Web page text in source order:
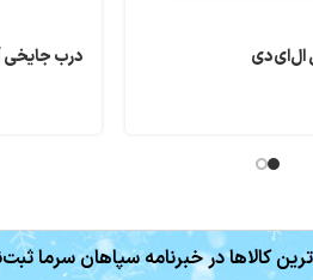
ال‌ای‌دی درب جایخی
کالاها در خبرنامه سپاهان سرما